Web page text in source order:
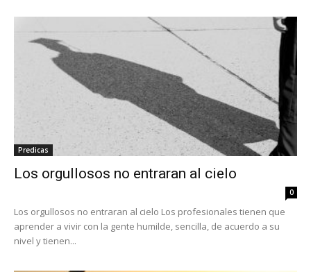
Predicas
Los orgullosos no entraran al cielo
0
Los orgullosos no entraran al cielo Los profesionales tienen que
aprender a vivir con la gente humilde, sencilla, de acuerdo a su
nivel y tienen...